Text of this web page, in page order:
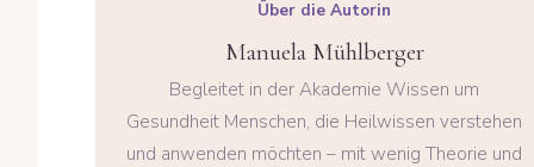
Über die Autorin
Manuela Mühlberger
Begleitet in der Akademie Wissen um
Gesundheit Menschen, die Heilwissen verstehen
und anwenden möchten – mit wenig Theorie und